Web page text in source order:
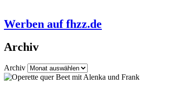
Werben auf fhzz.de
Archiv
Archiv